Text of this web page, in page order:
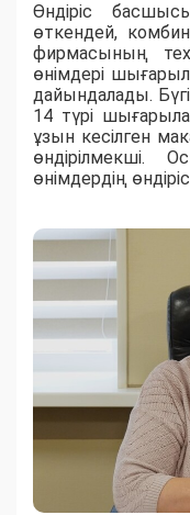
Өндіріс
өткендей,
фирмасының
өнімдері
дайындалады.
14 түрі
ұзын кесілген
өнімдердің